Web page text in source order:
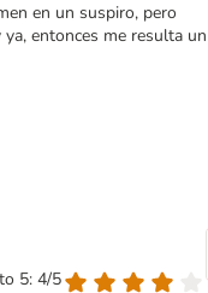
en un suspiro, pero
entonces me resulta un
5: 4/5